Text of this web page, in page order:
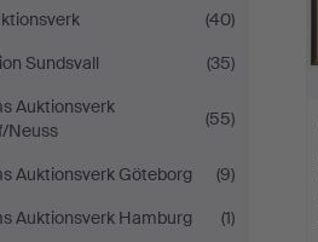
(40)
Sundsvall
(35)
Auktionsverk
Neuss
(55)
Auktionsverk Göteborg
(9)
Auktionsverk Hamburg
(1)